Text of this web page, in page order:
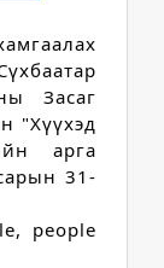
Засаг
"Хүүхэд
арга
31-